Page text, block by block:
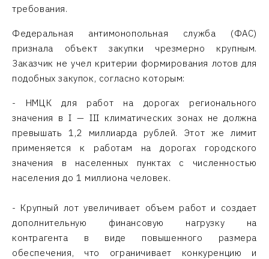
требования.
Федеральная антимонопольная служба (ФАС)
признала объект закупки чрезмерно крупным.
Заказчик не учел критерии формирования лотов для
подобных закупок, согласно которым:
- НМЦК для работ на дорогах регионального
значения в I — III климатических зонах не должна
превышать 1,2 миллиарда рублей. Этот же лимит
применяется к работам на дорогах городского
значения в населенных пунктах с численностью
населения до 1 миллиона человек.
- Крупный лот увеличивает объем работ и создает
дополнительную финансовую нагрузку на
контрагента в виде повышенного размера
обеспечения, что ограничивает конкуренцию и